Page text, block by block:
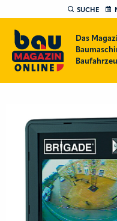
SUCHE
Das